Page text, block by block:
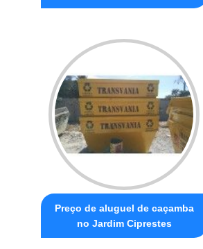
Preço de aluguel de caçamba
no Jardim Ciprestes